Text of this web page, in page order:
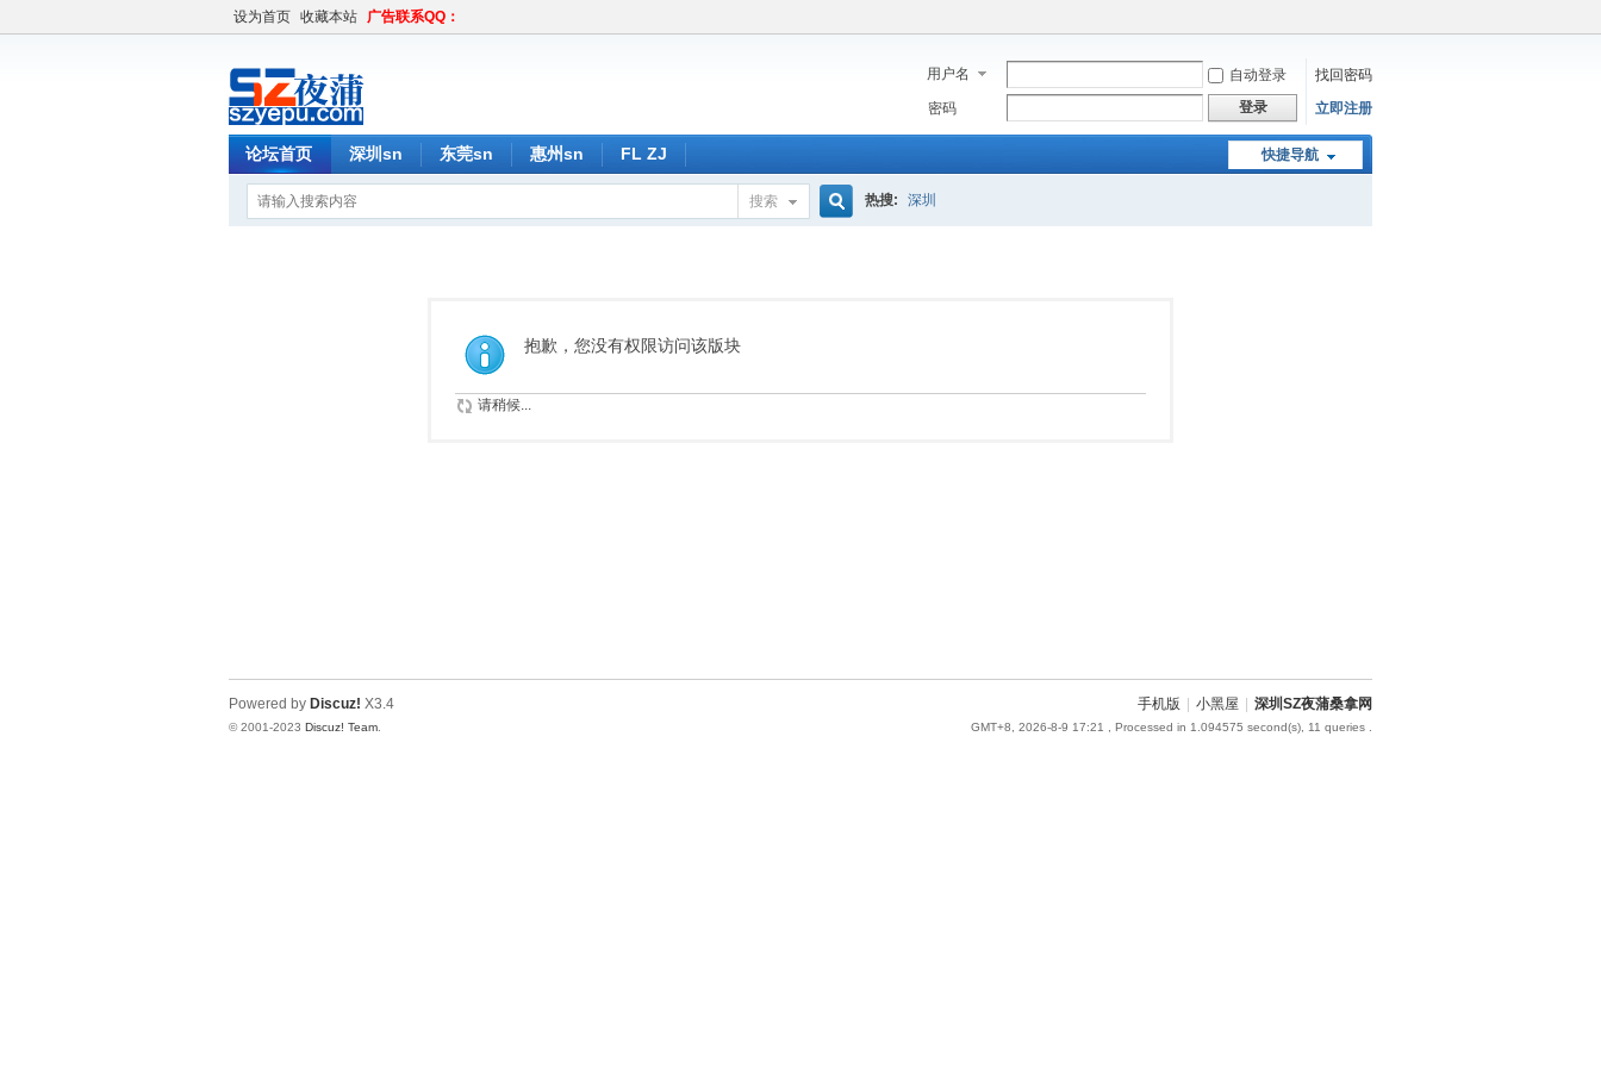
设为首页 收藏本站 广告联系QQ：
用户名 自动登录
找回密码
密码
登录 立即注册
快捷导航
论坛首页 深圳sn 东莞sn 惠州sn FL ZJ
搜索 热搜: 深圳
抱歉，您没有权限访问该版块
请稍候...
手机版 小黑屋 深圳SZ夜蒲桑拿网
GMT+8, 2026-8-9 17:21 , Processed in 1.094575 second(s), 11 queries .
Powered by Discuz! X3.4
© 2001-2023 Discuz! Team